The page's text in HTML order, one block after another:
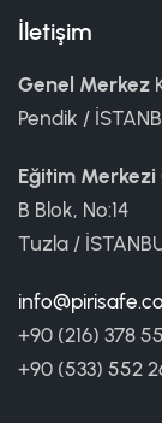
İletişim
Genel Merkez
Pendik /
Eğitim Merkezi
B Blok, No:14
Tuzla /
+90 (216) 378
+90 (533) 552